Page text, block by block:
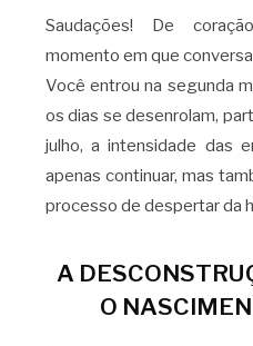
Saudações! De
momento em que
Você entrou na segunda
os dias se desenrolam,
julho, a intensidade das
apenas continuar, mas
processo de despertar da
A
O